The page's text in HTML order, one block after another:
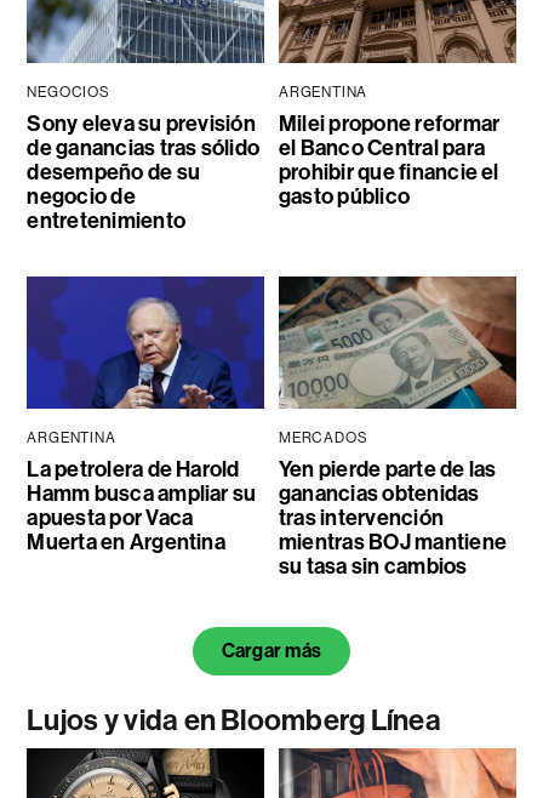
NEGOCIOS
Sony eleva su previsión
de ganancias tras sólido
desempeño de su
negocio de
entretenimiento
ARGENTINA
Milei propone reformar
el Banco Central para
prohibir que financie el
gasto público
ARGENTINA
La petrolera de Harold
Hamm busca ampliar su
apuesta por Vaca
Muerta en Argentina
MERCADOS
Yen pierde parte de las
ganancias obtenidas
tras intervención
mientras BOJ mantiene
su tasa sin cambios
Cargar más
Lujos y vida en Bloomberg Línea